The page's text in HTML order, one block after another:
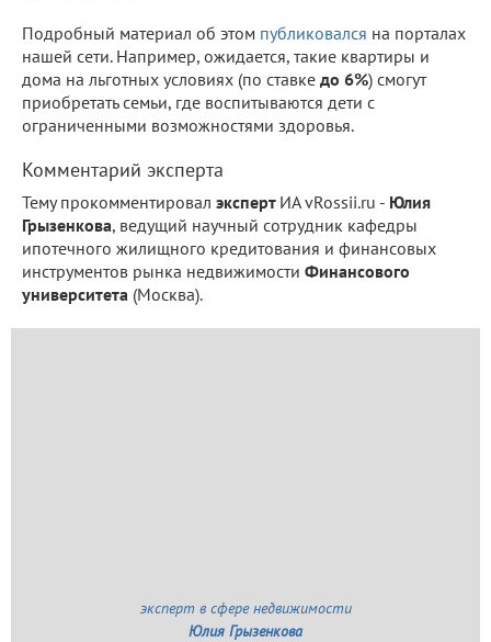
Подробный материал об этом публиковался на порталах
нашей сети. Например, ожидается, такие квартиры и
дома на льготных условиях (по ставке до 6%) смогут
приобретать семьи, где воспитываются дети с
ограниченными возможностями здоровья.
Комментарий эксперта
Тему прокомментировал эксперт ИА vRossii.ru - Юлия
Грызенкова, ведущий научный сотрудник кафедры
ипотечного жилищного кредитования и финансовых
инструментов рынка недвижимости Финансового
университета (Москва).
эксперт в сфере недвижимости
Юлия Грызенкова